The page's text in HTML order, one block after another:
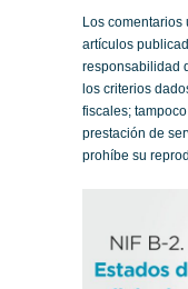
Los
artículos
responsabilidad
los criterios
fiscales;
prestación de
prohíbe su